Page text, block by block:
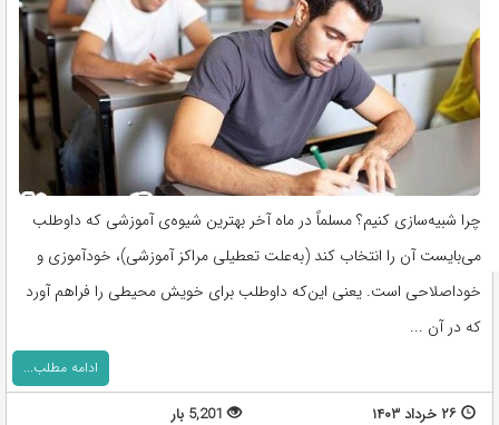
چرا شبیه‌سازی کنیم؟ مسلماً د‌ر ماه آخر‌‌ بهترین شیوه‌ی آموزشی که د‌اوطلب
می‌بایست آن را انتخاب کند‌ (به‌علت تعطیلی مراکز آموزشی)، خود‌‌آموزی و
خود‌اصلاحی است. یعنی این‌که د‌اوطلب برای خویش محیطی را فراهم آورد‌
که د‌ر آن ...
ادامه مطلب...
۲۶ خرداد ۱۴۰۳ 5,201 بار